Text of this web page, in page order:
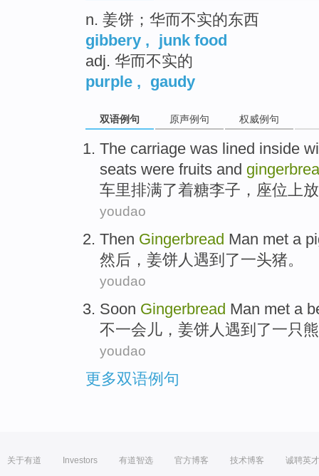
n. 姜饼；华而不实的东西
gibbery , junk food
adj. 华而不实的
purple , gaudy
双语例句 原声例句 权威例句
The carriage was lined inside
seats were fruits and
车里排满了着糖李子 ， 座位上
youdao
Then Gingerbread Man met a
然后， 姜饼人遇到了一头猪。
youdao
Soon Gingerbread Man met a
不一会儿 ， 姜饼 人 遇到了一只熊
youdao
更多双语例句
关于有道 Investors 有道智选 官方博客 技术博客 诚聘英才